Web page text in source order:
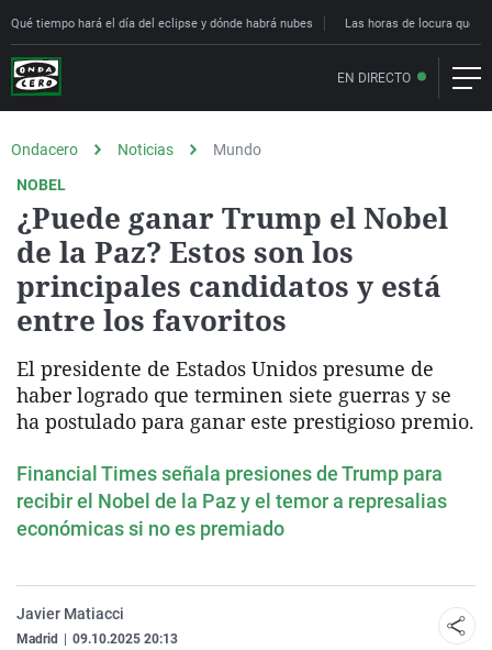
Qué tiempo hará el día del eclipse y dónde habrá nubes Las horas de locura que
EN DIRECTO
Ondacero Noticias
Mundo
NOBEL
¿Puede ganar Trump el Nobel
de la Paz? Estos son los
principales candidatos y está
entre los favoritos
El presidente de Estados Unidos presume de
haber logrado que terminen siete guerras y se
ha postulado para ganar este prestigioso premio.
Financial Times señala presiones de Trump para
recibir el Nobel de la Paz y el temor a represalias
económicas si no es premiado
Javier Matiacci
Madrid 09.10.2025 20:13